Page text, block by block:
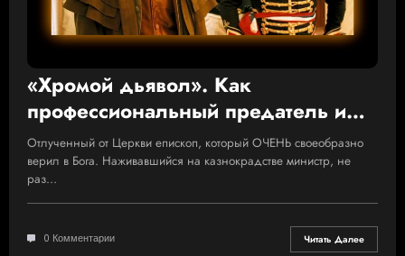
«Хромой дьявол». Как
профессиональный предатель и
взяточник Талейран спасал
Францию от развала
Отлученный от Церкви епископ, который ОЧЕНЬ своеобразно
верил в Бога. Наживавшийся на казнокрадстве министр, не
раз…
0 Комментарии Читать Далее